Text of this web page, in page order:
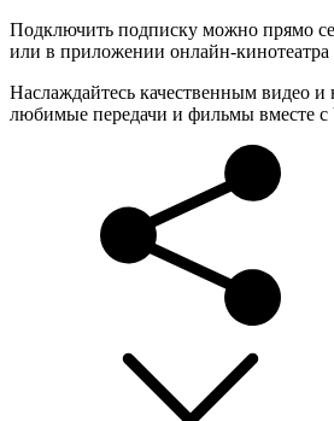
Подключить подписку можно прямо
или в приложении онлайн-
Наслаждайтесь качественным видео и
любимые передачи и фильмы вместе